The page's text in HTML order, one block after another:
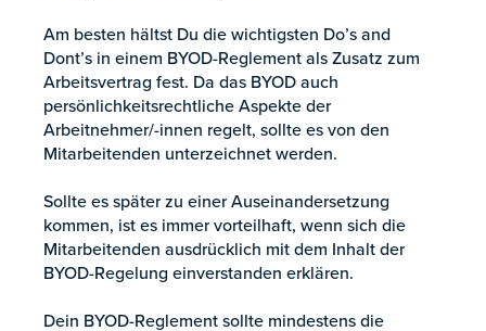
Am besten hältst Du die wichtigsten Do’s and
Dont’s in einem BYOD-Reglement als Zusatz zum
Arbeitsvertrag fest. Da das BYOD auch
persönlichkeitsrechtliche Aspekte der
Arbeitnehmer/-innen regelt, sollte es von den
Mitarbeitenden unterzeichnet werden.
Sollte es später zu einer Auseinandersetzung
kommen, ist es immer vorteilhaft, wenn sich die
Mitarbeitenden ausdrücklich mit dem Inhalt der
BYOD-Regelung einverstanden erklären.
Dein BYOD-Reglement sollte mindestens die